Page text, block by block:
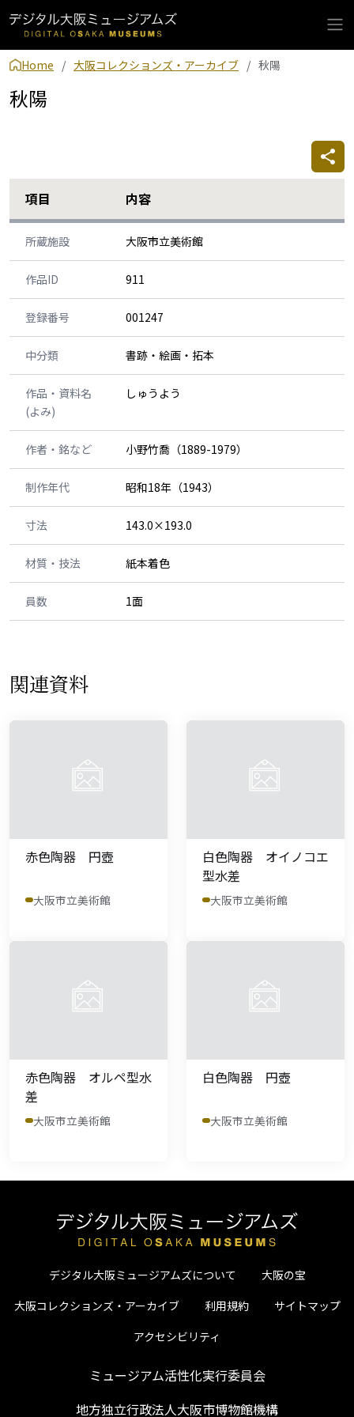
Home 大阪コレクションズ・アーカイブ 秋陽
秋陽
項目 内容
所蔵施設 大阪市立美術館
作品ID 911
登録番号 001247
中分類 書跡・絵画・拓本
作品・資料名
(よみ)
しゅうよう
作者・銘など 小野竹喬（1889-1979）
制作年代 昭和18年（1943）
寸法 143.0×193.0
材質・技法 紙本着色
員数 1面
関連資料
赤色陶器 円壺
大阪市立美術館
白色陶器 オイノコエ
型水差
大阪市立美術館
赤色陶器 オルペ型水
差
大阪市立美術館
白色陶器 円壺
大阪市立美術館
デジタル大阪ミュージアムズについて
大阪の宝
大阪コレクションズ・アーカイブ
利用規約
サイトマップ
アクセシビリティ
ミュージアム活性化実行委員会
地方独立行政法人大阪市博物館機構